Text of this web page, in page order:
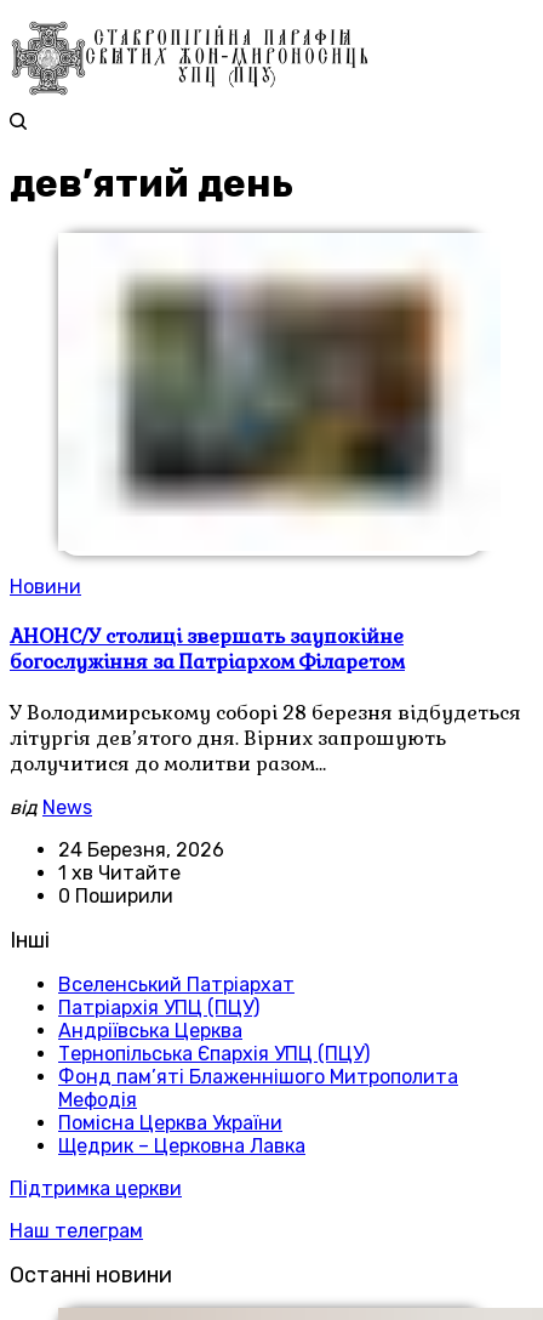
дев’ятий день
Новини
АНОНС/У столиці звершать заупокійне
богослужіння за Патріархом Філаретом
У Володимирському соборі 28 березня відбудеться
літургія дев’ятого дня. Вірних запрошують
долучитися до молитви разом…
від News
24 Березня, 2026
1 хв Читайте
0 Поширили
Інші
Вселенський Патріархат
Патріархія УПЦ (ПЦУ)
Андріївська Церква
Тернопільська Єпархія УПЦ (ПЦУ)
Фонд пам’яті Блаженнішого Митрополита
Мефодія
Помісна Церква України
Щедрик – Церковна Лавка
Підтримка церкви
Наш телеграм
Останні новини